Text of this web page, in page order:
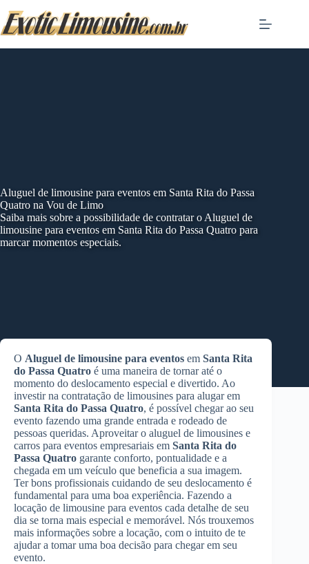
to
content
Aluguel de limousine para eventos em Santa Rita do Passa
Quatro na Vou de Limo
Saiba mais sobre a possibilidade de contratar o Aluguel de
limousine para eventos em Santa Rita do Passa Quatro para
marcar momentos especiais.
O Aluguel de limousine para eventos em Santa Rita
do Passa Quatro é uma maneira de tornar até o
momento do deslocamento especial e divertido. Ao
investir na contratação de limousines para alugar em
Santa Rita do Passa Quatro, é possível chegar ao seu
evento fazendo uma grande entrada e rodeado de
pessoas queridas. Aproveitar o aluguel de limousines e
carros para eventos empresariais em Santa Rita do
Passa Quatro garante conforto, pontualidade e a
chegada em um veículo que beneficia a sua imagem.
Ter bons profissionais cuidando de seu deslocamento é
fundamental para uma boa experiência. Fazendo a
locação de limousine para eventos cada detalhe de seu
dia se torna mais especial e memorável. Nós trouxemos
mais informações sobre a locação, com o intuito de te
ajudar a tomar uma boa decisão para chegar em seu
evento.